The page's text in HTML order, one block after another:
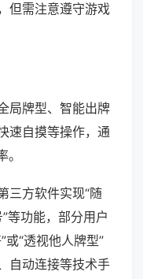
但需注意遵守游戏
局牌型、智能出牌
速自摸等操作，通
三方软件实现“随
等功能，部分用户
或“透视他人牌型”
自动连接等技术手